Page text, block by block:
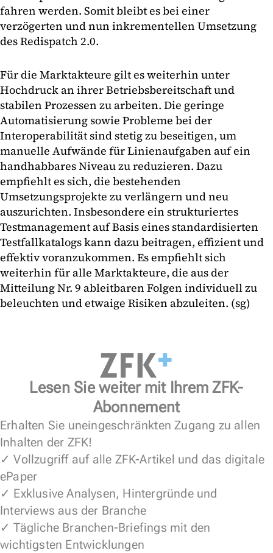
fahren werden. Somit bleibt es bei einer
verzögerten und nun inkrementellen Umsetzung
des Redispatch 2.0.
Für die Marktakteure gilt es weiterhin unter
Hochdruck an ihrer Betriebsbereitschaft und
stabilen Prozessen zu arbeiten. Die geringe
Automatisierung sowie Probleme bei der
Interoperabilität sind stetig zu beseitigen, um
manuelle Aufwände für Linienaufgaben auf ein
handhabbares Niveau zu reduzieren. Dazu
empfiehlt es sich, die bestehenden
Umsetzungsprojekte zu verlängern und neu
auszurichten. Insbesondere ein strukturiertes
Testmanagement auf Basis eines standardisierten
Testfallkatalogs kann dazu beitragen, effizient und
effektiv voranzukommen. Es empfiehlt sich
weiterhin für alle Marktakteure, die aus der
Mitteilung Nr. 9 ableitbaren Folgen individuell zu
beleuchten und etwaige Risiken abzuleiten. (sg)
Lesen Sie weiter mit Ihrem ZFK-
Abonnement
Erhalten Sie uneingeschränkten Zugang zu allen
Inhalten der ZFK!
✓ Vollzugriff auf alle ZFK-Artikel und das digitale
ePaper
✓ Exklusive Analysen, Hintergründe und
Interviews aus der Branche
✓ Tägliche Branchen-Briefings mit den
wichtigsten Entwicklungen